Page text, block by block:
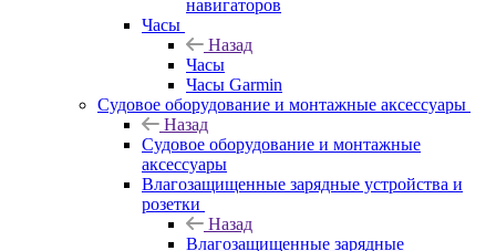
навигаторов
Часы
Назад
Часы
Часы Garmin
Судовое оборудование и монтажные аксессуары
Назад
Судовое оборудование и монтажные
аксессуары
Влагозащищенные зарядные устройства и
розетки
Назад
Влагозащищенные зарядные